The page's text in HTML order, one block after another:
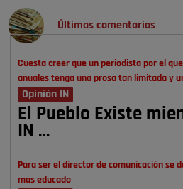
Últimos comentarios
Cuesta creer que un periodista por el
anuales tenga una prosa tan limitada y
Opinión IN
El Pueblo Existe
IN …
Para ser el director de comunicación se
mas educado